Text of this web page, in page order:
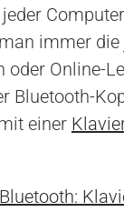
immer
oder Online-
Bluetooth-
einer